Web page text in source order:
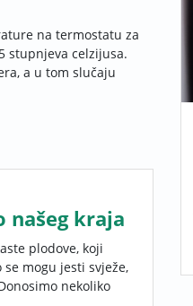
na termostatu za
stupnjeva celzijusa.
a u tom slučaju
našeg kraja
plodove, koji
mogu jesti svježe,
nekoliko